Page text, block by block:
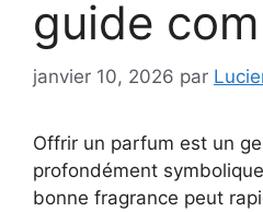
guide
janvier 10, 2026 par
Offrir un parfum est un
profondément
bonne fragrance peut